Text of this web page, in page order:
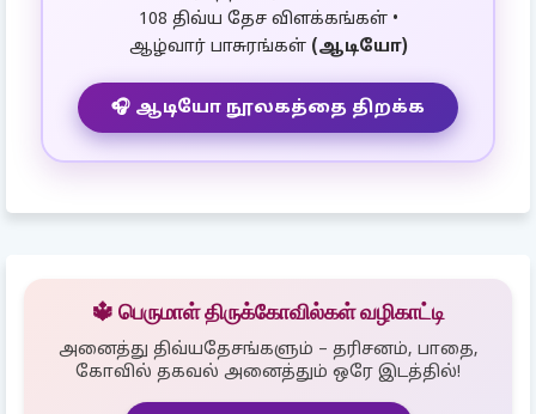
108 திவ்ய தேச விளக்கங்கள் •
ஆழ்வார் பாசுரங்கள் (ஆடியோ)
🎧 ஆடியோ நூலகத்தை திறக்க
🔱 பெருமாள் திருக்கோவில்கள் வழிகாட்டி
அனைத்து திவ்யதேசங்களும் – தரிசனம், பாதை,
கோவில் தகவல் அனைத்தும் ஒரே இடத்தில்!